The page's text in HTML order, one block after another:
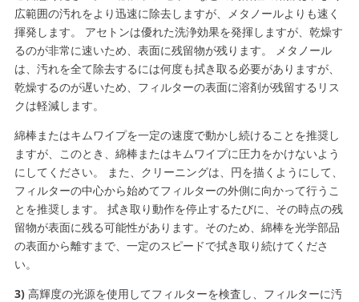
広範囲の汚れをより迅速に除去しますが、メタノールよりも速く
揮発します。 アセトンは優れた洗浄効果を発揮しますが、乾燥す
るのが非常に速いため、表面に残留物が残ります。 メタノール
は、汚れを全て除去するには何度も拭き取る必要がありますが、
乾燥するのが遅いため、フィルターの表面に溶剤が残留するリス
クは軽減します。
綿棒またはキムワイプを一定の速度で動かし続けることを推奨し
ますが、このとき、綿棒またはキムワイプに圧力をかけないよう
にしてください。 また、クリーニングは、円を描くようにして、
フィルターの中心から始めてフィルターの外側に向かって行うこ
とを推奨します。 拭き取り動作を停止するたびに、その時点の残
留物が表面に残る可能性があります。そのため、綿棒を光学部品
の表面から離すまで、一定のスピードで拭き取り続けてくださ
い。
3) 高輝度の光源を使用してフィルターを検査し、フィルターに汚